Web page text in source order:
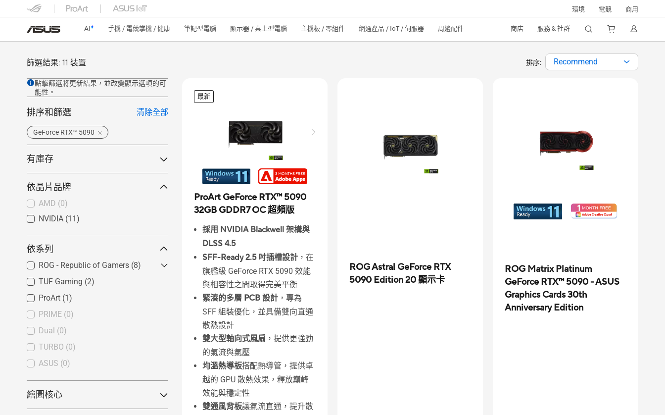
環境 電競 商用
AI 手機 / 電競掌機 / 健康 筆記型電腦 顯示器 / 桌上型電腦 主機板 / 零組件 網通產品 / IoT / 伺服器 周邊配件 商店 服務 & 社群
篩選結果: 11 裝置 排序: Recommend
點擊篩選將更新結果，並改變顯示選項的可
能性。
排序和篩選 清除全部
GeForce RTX™ 5090
依晶片品牌
AMD (0)
NVIDIA (11)
依系列
ROG - Republic of Gamers (8)
ROG Astral(7)
ROG Matrix
ROG Strix
TUF Gaming (2)
ProArt (1)
PRIME (0)
Dual (0)
TURBO (0)
ASUS (0)
有庫存
ASUS Store 有貨(0)
於 ASUS Store 預購
全部產品
繪圖核心
GeForce RTX™ 50 系列(65)
最新
ProArt GeForce RTX™ 5090
32GB GDDR7 OC 超頻版
採用 NVIDIA Blackwell 架構與
DLSS 4.5
SFF-Ready 2.5 吋插槽設計 ，在
旗艦級 GeForce RTX 5090 效能
與相容性之間取得完美平衡
緊湊的多層 PCB 設計 ，專為
SFF 組裝優化，並具備雙向直通
散熱設計
雙大型軸向式風扇 ，提供更強勁
的氣流與氣壓
均溫熱導板搭配熱導管，提供卓
越的 GPU 散熱效果，釋放巔峰
效能與穩定性
雙通風背板讓氣流直通，提升散
ROG Astral GeForce RTX
5090 Edition 20 顯示卡
ROG Matrix Platinum
GeForce RTX™ 5090 - ASUS
Graphics Cards 30th
Anniversary Edition